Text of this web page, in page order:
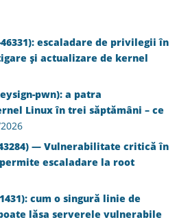
46331): escaladare de privilegii în
și actualizare de kernel
pwn): a patra
Linux în trei săptămâni – ce
43284) — Vulnerabilitate critică în
escaladare la root
cum o singură linie de
lăsa serverele vulnerabile